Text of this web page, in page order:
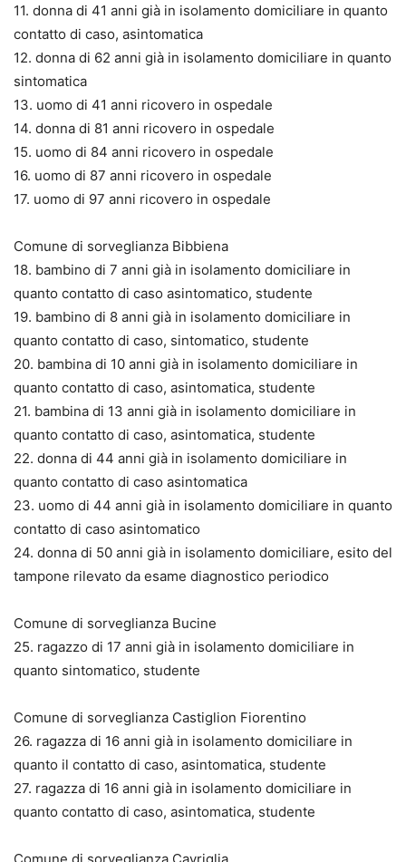
11. donna di 41 anni già in isolamento domiciliare in quanto
contatto di caso, asintomatica
12. donna di 62 anni già in isolamento domiciliare in quanto
sintomatica
13. uomo di 41 anni ricovero in ospedale
14. donna di 81 anni ricovero in ospedale
15. uomo di 84 anni ricovero in ospedale
16. uomo di 87 anni ricovero in ospedale
17. uomo di 97 anni ricovero in ospedale
Comune di sorveglianza Bibbiena
18. bambino di 7 anni già in isolamento domiciliare in
quanto contatto di caso asintomatico, studente
19. bambino di 8 anni già in isolamento domiciliare in
quanto contatto di caso, sintomatico, studente
20. bambina di 10 anni già in isolamento domiciliare in
quanto contatto di caso, asintomatica, studente
21. bambina di 13 anni già in isolamento domiciliare in
quanto contatto di caso, asintomatica, studente
22. donna di 44 anni già in isolamento domiciliare in
quanto contatto di caso asintomatica
23. uomo di 44 anni già in isolamento domiciliare in quanto
contatto di caso asintomatico
24. donna di 50 anni già in isolamento domiciliare, esito del
tampone rilevato da esame diagnostico periodico
Comune di sorveglianza Bucine
25. ragazzo di 17 anni già in isolamento domiciliare in
quanto sintomatico, studente
Comune di sorveglianza Castiglion Fiorentino
26. ragazza di 16 anni già in isolamento domiciliare in
quanto il contatto di caso, asintomatica, studente
27. ragazza di 16 anni già in isolamento domiciliare in
quanto contatto di caso, asintomatica, studente